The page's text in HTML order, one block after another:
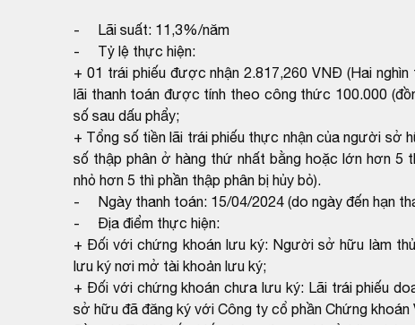
- Lãi suất: 11,3%/năm
- Tỷ lệ thực hiện:
+ 01 trái phiếu được nhận 2.817,260 VNĐ (Hai
lãi thanh toán được tính theo công thức 100.000
số sau dấu phẩy;
+ Tổng số tiền lãi trái phiếu thực nhận của người sở
số thập phân ở hàng thứ nhất bằng hoặc lớn hơn 5
nhỏ hơn 5 thì phần thập phân bị hủy bỏ).
- Ngày thanh toán: 15/04/2024 (do ngày đến hạn
- Địa điểm thực hiện:
+ Đối với chứng khoán lưu ký: Người sở hữu làm
lưu ký nơi mở tài khoản lưu ký;
+ Đối với chứng khoán chưa lưu ký: Lãi trái phiếu
sở hữu đã đăng ký với Công ty cổ phần Chứng